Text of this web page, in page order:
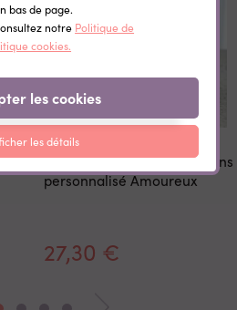
Pot à
cookies|sucre|farine|bonbons
personnalisé Amoureux
27,30 €
bas de page.
notre Politique de
cookies.
les cookies
les détails